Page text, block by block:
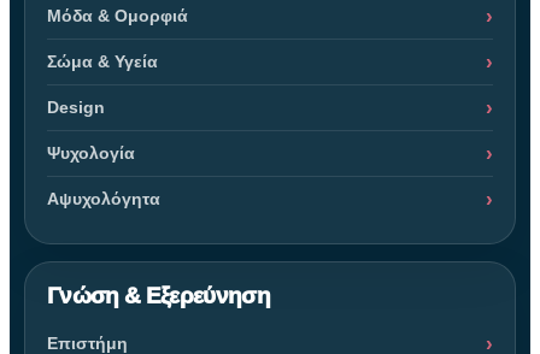
Μόδα & Ομορφιά
Σώμα & Υγεία
Design
Ψυχολογία
Αψυχολόγητα
Γνώση & Εξερεύνηση
Επιστήμη